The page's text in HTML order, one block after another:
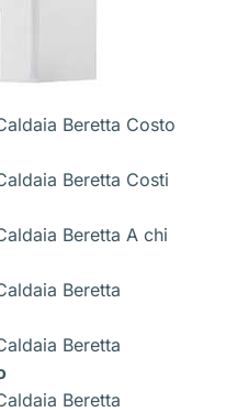
Beretta Costo
Beretta Costi
Beretta A chi
Beretta
Beretta
Beretta